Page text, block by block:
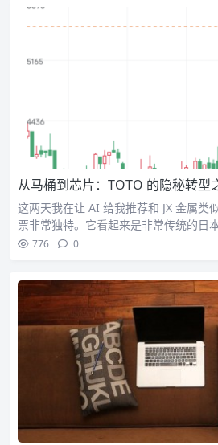
从马桶到芯片：TOTO 的隐秘转型
这两天我在让 AI 给我推荐和 JX 金属类
票非常独特。它看起来是非常传统的日
776 0